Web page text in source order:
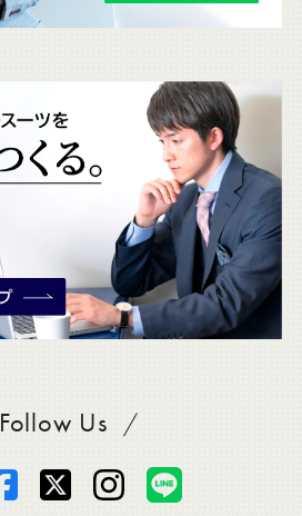
Follow UsSADAをフォロー
オ
オ
オ